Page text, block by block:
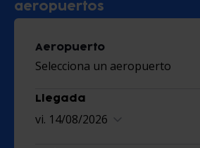
aeropuertos
Aeropuerto
Selecciona un aeropuerto
Llegada
vi. 14/08/2026